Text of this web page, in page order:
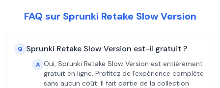
FAQ sur Sprunki Retake Slow Version
Q Sprunki Retake Slow Version est-il gratuit ?
A Oui, Sprunki Retake Slow Version est entièrement
gratuit en ligne. Profitez de l'expérience complète
sans aucun coût. Il fait partie de la collection